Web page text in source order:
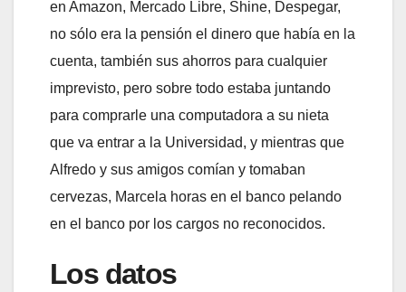
en Amazon, Mercado Libre, Shine, Despegar,
no sólo era la pensión el dinero que había en la
cuenta, también sus ahorros para cualquier
imprevisto, pero sobre todo estaba juntando
para comprarle una computadora a su nieta
que va entrar a la Universidad, y mientras que
Alfredo y sus amigos comían y tomaban
cervezas, Marcela horas en el banco pelando
en el banco por los cargos no reconocidos.
Los datos